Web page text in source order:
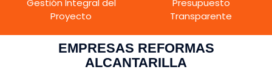
Gestión Integral del
Proyecto
Presupuesto
Transparente
EMPRESAS REFORMAS
ALCANTARILLA